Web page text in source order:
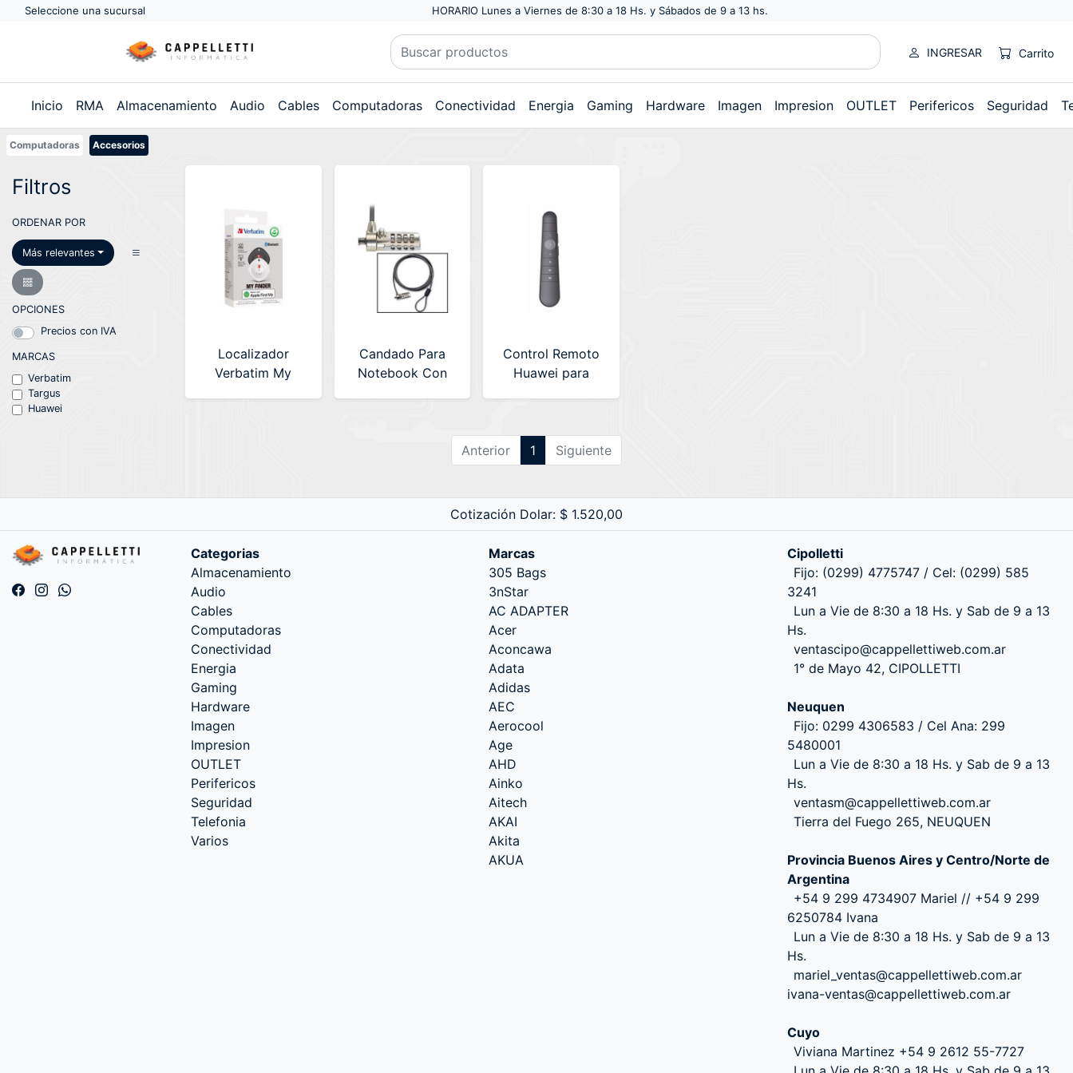
Seleccione una sucursal HORARIO Lunes a Viernes de 8:30 a 18 Hs. y Sábados de 9 a 13 hs.
INGRESAR Carrito
Inicio RMA Almacenamiento Audio Cables Computadoras Conectividad Energia Gaming Hardware Imagen Impresion OUTLET Perifericos Seguridad
Computadoras Accesorios
Filtros
ORDENAR POR
Más relevantes
OPCIONES
Precios con IVA
MARCAS
Verbatim
Targus
Huawei
Localizador
Verbatim My
Candado Para
Notebook Con
Control Remoto
Huawei para
Anterior 1 Siguiente
Cotización Dolar: $ 1.520,00
Categorias
Almacenamiento
Audio
Cables
Computadoras
Conectividad
Energia
Gaming
Hardware
Imagen
Impresion
OUTLET
Perifericos
Seguridad
Telefonia
Varios
Marcas
305 Bags
3nStar
AC ADAPTER
Acer
Aconcawa
Adata
Adidas
AEC
Aerocool
Age
AHD
Ainko
Aitech
AKAI
Akita
AKUA
Cipolletti
Fijo: (0299) 4775747 / Cel: (0299) 585
3241
Lun a Vie de 8:30 a 18 Hs. y Sab de 9 a 13
Hs.
ventascipo@cappellettiweb.com.ar
1° de Mayo 42, CIPOLLETTI
Neuquen
Fijo: 0299 4306583 / Cel Ana: 299
5480001
Lun a Vie de 8:30 a 18 Hs. y Sab de 9 a 13
Hs.
ventasm@cappellettiweb.com.ar
Tierra del Fuego 265, NEUQUEN
Provincia Buenos Aires y Centro/Norte de
Argentina
+54 9 299 4734907 Mariel // +54 9 299
6250784 Ivana
Lun a Vie de 8:30 a 18 Hs. y Sab de 9 a 13
Hs.
mariel_ventas@cappellettiweb.com.ar
ivana-ventas@cappellettiweb.com.ar
Cuyo
Viviana Martinez +54 9 2612 55-7727